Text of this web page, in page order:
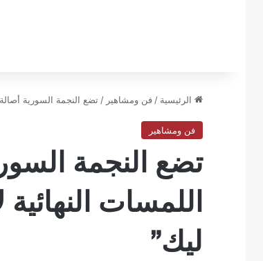
الرئيسية / فن ومشاهير / تضع النجمة السورية أصالة
فن ومشاهير
تضع النجمة
اللمسات النهائية
ليك”